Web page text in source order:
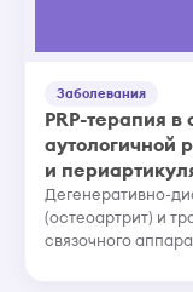
Заболевания
PRP-терапия
аутологичной
и
Дегенеративно-
(остеоартрит) и
связочного